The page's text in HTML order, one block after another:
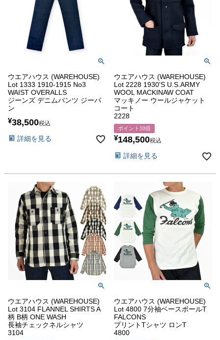
ウエアハウス (WAREHOUSE)
Lot 1333 1910-1915 No3
WAIST OVERALLS
ジーンズ デニムパンツ ジーパ
ン
¥38,500税込
詳細を見る
ウエアハウス (WAREHOUSE)
Lot 2228 1930'S U.S.ARMY
WOOL MACKINAW COAT
マッキノー ウールジャケット
コート
2228
ポイント10倍
¥148,500税込
詳細を見る
ウエアハウス (WAREHOUSE)
Lot 3104 FLANNEL SHIRTS A
柄 B柄 ONE WASH
長袖チェックネルシャツ
3104
ウエアハウス (WAREHOUSE)
Lot 4800 7分袖ベースボールT
FALCONS
プリントTシャツ ロンT
4800